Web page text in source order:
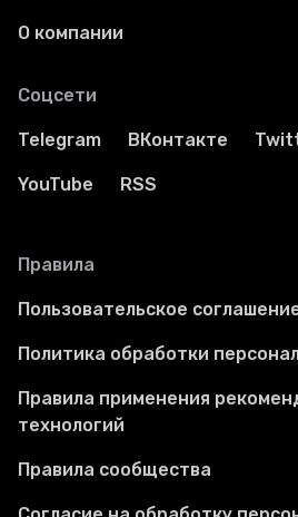
О компании
Соцсети
Telegram ВКонтакте
YouTube RSS
Правила
Пользовательское
Политика обработки
Правила применения
технологий
Правила сообщества